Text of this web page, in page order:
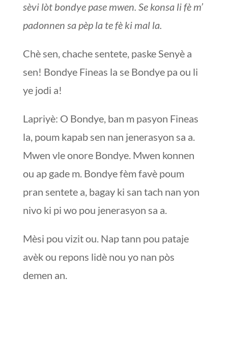
sèvi lòt bondye pase mwen. Se konsa li fè m’
padonnen sa pèp la te fè ki mal la.
Chè sen, chache sentete, paske Senyè a
sen! Bondye Fineas la se Bondye pa ou li
ye jodi a!
Lapriyè: O Bondye, ban m pasyon Fineas
la, poum kapab sen nan jenerasyon sa a.
Mwen vle onore Bondye. Mwen konnen
ou ap gade m. Bondye fèm favè poum
pran sentete a, bagay ki san tach nan yon
nivo ki pi wo pou jenerasyon sa a.
Mèsi pou vizit ou. Nap tann pou pataje
avèk ou repons lidè nou yo nan pòs
demen an.